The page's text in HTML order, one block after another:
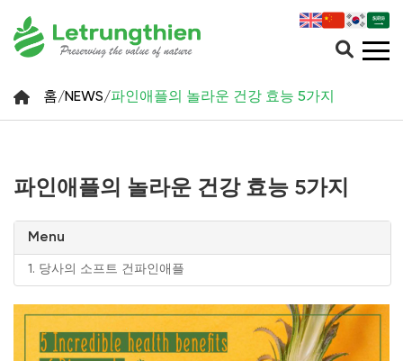
홈/NEWS/파인애플의 놀라운 건강 효능 5가지
파인애플의 놀라운 건강 효능 5가지
Menu
1. 당사의 소프트 건파인애플